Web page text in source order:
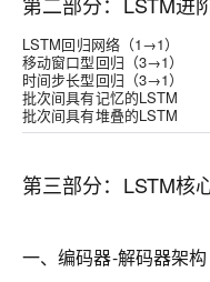
LSTM回归网络（1→1）
移动窗口型回归（3→1）
时间步长型回归（3→1）
批次间具有记忆的LSTM
批次间具有堆叠的LSTM
第三部分：LSTM核
一、编码器-解码器架构